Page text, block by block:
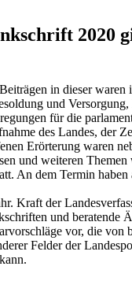
2020
in dieser
und
für die
des Landes, der
Erörterung waren
und weiteren
An dem Termin
der
und beratende
vor, die
Felder der